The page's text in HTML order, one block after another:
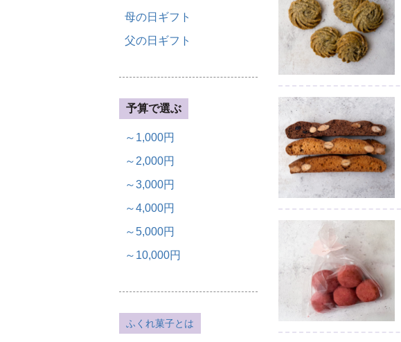
母の日ギフト
父の日ギフト
予算で選ぶ
～1,000円
～2,000円
～3,000円
～4,000円
～5,000円
～10,000円
ふくれ菓子とは